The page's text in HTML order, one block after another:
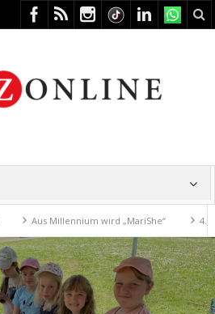
Millennium wird „MariShe“ 4. Kunstfest